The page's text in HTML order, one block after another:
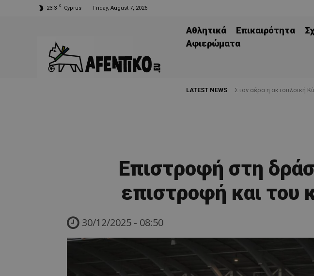
23.3 C Cyprus Friday, August 7, 2026
Αθλητικά Επικαιρότητα
Aφιερώματα
LATEST NEWS Στον αέρα η ακτοπλοϊκή
Επιστροφή στη
επιστροφή και του
30/12/2025 - 08:50